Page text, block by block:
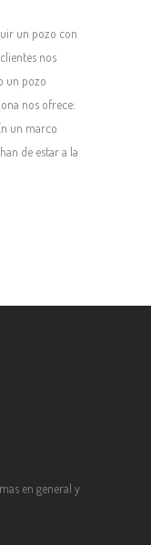
un pozo con
nos
un pozo
nos ofrece:
un marco
de estar a la
en general y